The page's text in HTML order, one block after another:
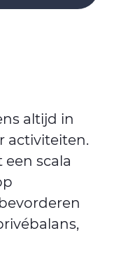
altijd in
activiteiten.
scala